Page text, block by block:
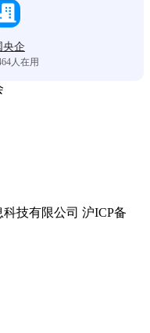
央企
人在用
科技有限公司 沪ICP备